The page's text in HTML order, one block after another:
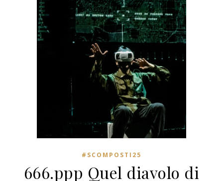
#SCOMPOSTI25
666.ppp Quel diavolo di